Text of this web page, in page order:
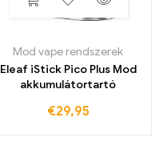
Mod vape rendszerek
Eleaf iStick Pico Plus Mod
akkumulátortartó
€29,95